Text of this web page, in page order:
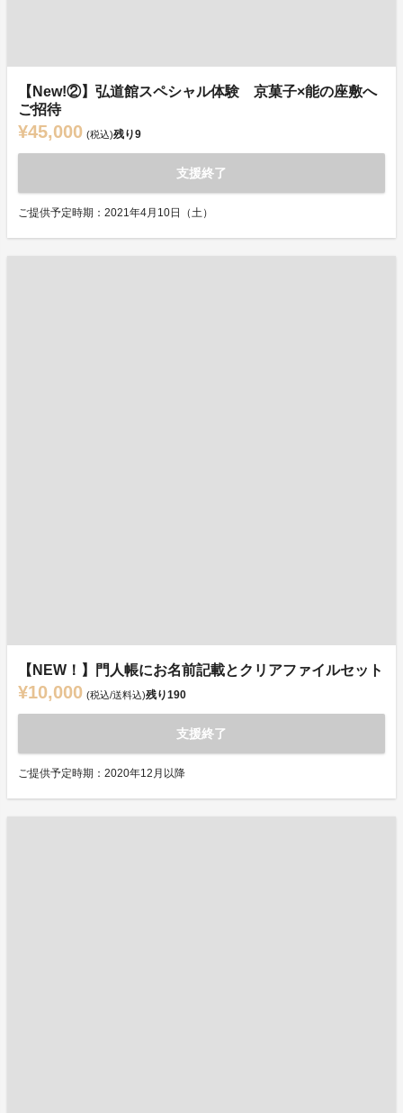
【New!②】弘道館スペシャル体験 京菓子×能の座敷へ
ご招待
¥45,000 (税込)残り9
支援終了
ご提供予定時期：2021年4月10日（土）
【NEW！】門人帳にお名前記載とクリアファイルセット
¥10,000 (税込/送料込)残り190
支援終了
ご提供予定時期：2020年12月以降